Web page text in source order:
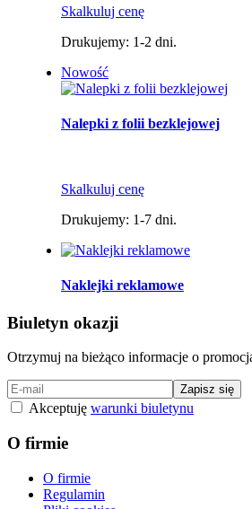
Skalkuluj cenę
Drukujemy: 1-2 dni.
Nowość
Nalepki z folii bezklejowej
Skalkuluj cenę
Drukujemy: 1-7 dni.
Naklejki reklamowe
Biuletyn okazji
Otrzymuj na bieżąco informacje o
Zapisz się
Akceptuję warunki biuletynu
O firmie
O firmie
Regulamin